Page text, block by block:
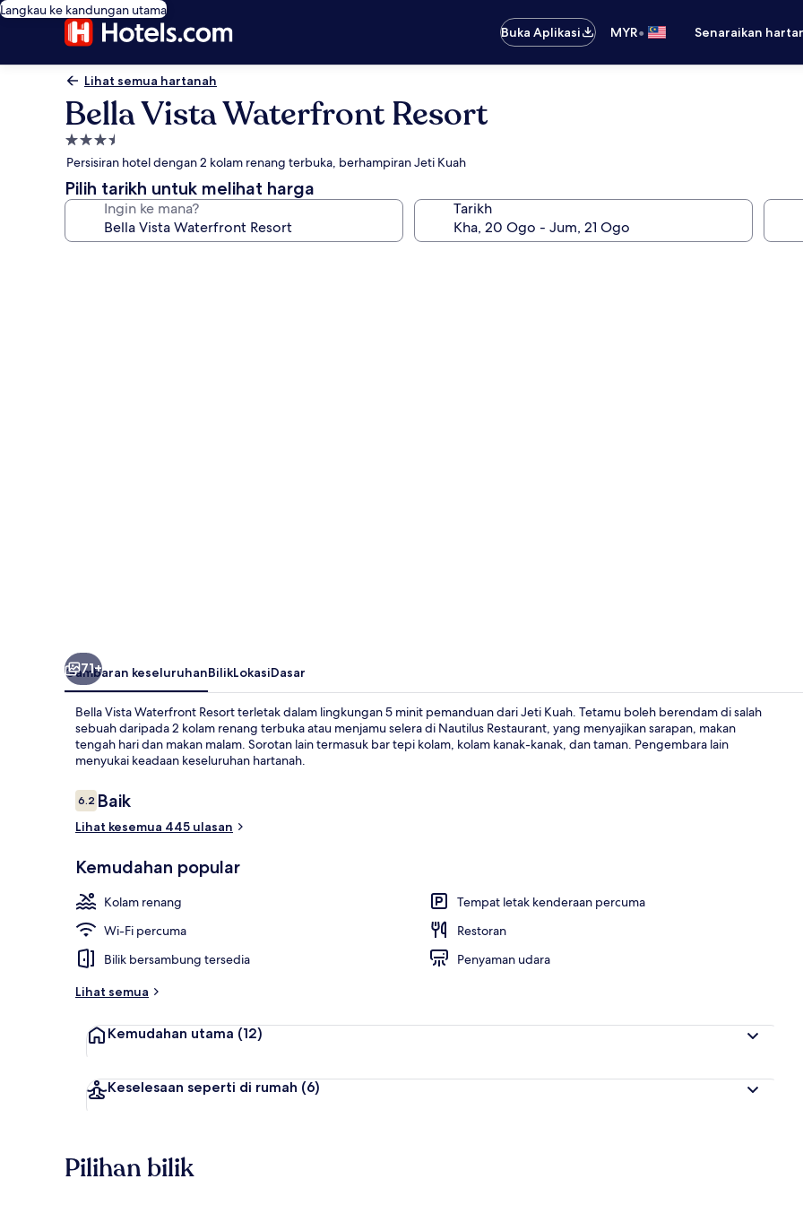
Langkau ke kandungan utama
Buka Aplikasi
MYR• Senaraikan
Lihat semua hartanah
Bella Vista Waterfront Resort
Hartanah
3.5
bintang
Persisiran hotel dengan 2 kolam renang terbuka, berhampiran Jeti Kuah
Pilih tarikh untuk melihat harga
Ingin ke mana? Tarikh
Busa
71+
Gambaran keseluruhanBilikLokasiDasar
Bella Vista Waterfront Resort terletak dalam lingkungan 5 minit pemanduan dari Jeti Kuah. Tetamu boleh berendam di salah
sebuah daripada 2 kolam renang terbuka atau menjamu selera di Nautilus Restaurant, yang menyajikan sarapan, makan
tengah hari dan makan malam. Sorotan lain termasuk bar tepi kolam, kolam kanak-kanak, dan taman. Pengembara lain
menyukai keadaan keseluruhan hartanah.
Ulasan
6.26.2 daripada 10
Baik
Lihat kesemua 445 ulasan
Kemudahan popular
Kolam renang
Tempat letak kenderaan percuma
Wi-Fi percuma
Restoran
Bilik bersambung tersedia
Penyaman udara
Lihat semua
Kemudahan utama (12)
Keselesaan seperti di rumah (6)
Pilihan bilik